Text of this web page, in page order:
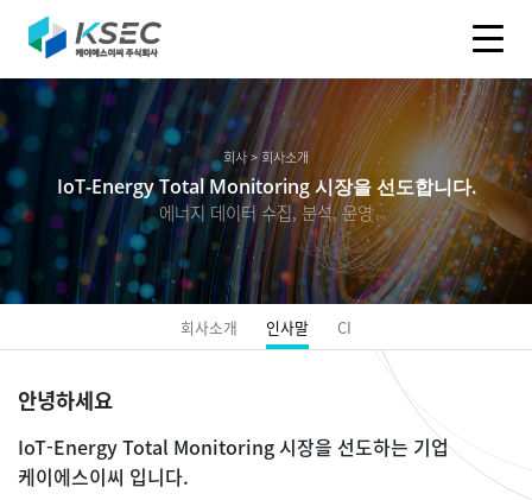
회사 > 회사소개
IoT-Energy Total Monitoring 시장을 선도합니다.
에너지 데이터 수집, 분석, 운영
회사소개 인사말 CI
안녕하세요
IoT-Energy Total Monitoring 시장을 선도하는 기업
케이에스이씨 입니다.